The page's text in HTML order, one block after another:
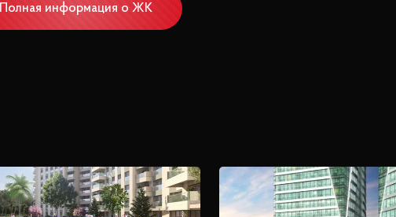
Полная информация о ЖК